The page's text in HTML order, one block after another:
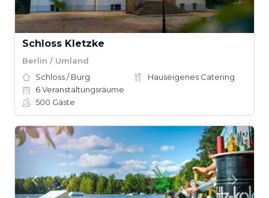
Schloss Kletzke
Berlin / Umland
Schloss / Burg
Hauseigenes Catering
6Veranstaltungsräume
500 Gäste